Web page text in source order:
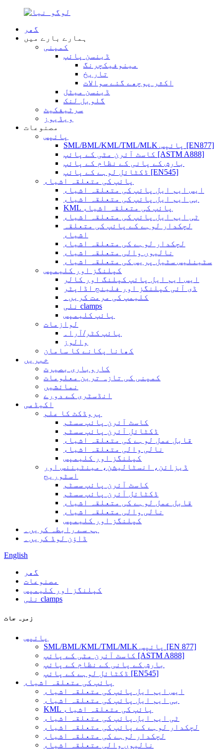
گھر
ہمارے بارے میں
کمپنی
ڈینسن پائپ
مینوفیکچرنگ
تاریخ
اکثر پوچھے گئے سوالات
ڈینسن میٹل
گلوبل لنک
سرٹیفکیٹ
ویڈیوز
مصنوعات
پائپس
SML/BML/KML/TML/MLK پائپس [EN877]
کاسٹ آئرن مٹی کے پائپ [ASTM A888]
بارش کے پانی کے نظام کے پائپ
ڈکٹائل لوہے کے پائپ [EN545]
پائپ کی متعلقہ اشیاء
ایس ایم ایل پائپ کی متعلقہ اشیاء
بی ایم ایل پائپ کی متعلقہ اشیاء
KML پائپ کی متعلقہ اشیاء
ٹی ایم ایل پائپ کی متعلقہ اشیاء
لچکدار لوہے کے پائپ کی متعلقہ
اشیاء
لچکدار لوہے کی متعلقہ اشیاء
نالیوں والی متعلقہ اشیاء
سٹینلیس سٹیل پریس کی متعلقہ اشیاء
کپلنگز اور کلیمپس
ایس ایم ایل پائپ کپلنگ اور کالر
ڈی آئی کپلنگز اور فلینج اڈاپٹر
کلیمپ کی مرمت کریں۔
نلی clamps
پائپ کلیمپس
لوازمات
پائپ کٹر/آرا۔
والوز
کھانا پکانے کا سامان
خبریں
کاروباری بصیرت
کمپنی کی تازہ ترین معلومات
نمائشیں
انڈسٹری کے دورے
اکیڈمی
پروڈکٹ کا علم
کاسٹ آئرن پائپ سسٹم
ڈکٹائل آئرن پائپ سسٹم
قابل عمل لوہے کی متعلقہ اشیاء
نالی والی متعلقہ اشیاء
کپلنگز اور کلیمپس
ڈیزائن، انسٹالیشن، مینٹیننس اور
اسٹوریج
کاسٹ آئرن پائپ سسٹم
ڈکٹائل آئرن پائپ سسٹم
قابل عمل لوہے کی متعلقہ اشیاء
نالی والی متعلقہ اشیاء
کپلنگز اور کلیمپس
ہم سے رابطہ کریں۔
ڈاؤن لوڈ کریں۔
English
گھر
مصنوعات
کپلنگز اور کلیمپس
نلی clamps
زمرہ جات
پائپس
SML/BML/KML/TML/MLK پائپس [EN 877]
کاسٹ آئرن مٹی کے پائپ [ASTM A888]
بارش کے پانی کے نظام کے پائپ
ڈکٹائل لوہے کے پائپ [EN545]
پائپ کی متعلقہ اشیاء
ایس ایم ایل پائپ کی متعلقہ اشیاء
بی ایم ایل پائپ کی متعلقہ اشیاء
KML پائپ کی متعلقہ اشیاء
ٹی ایم ایل پائپ کی متعلقہ اشیاء
لچکدار لوہے کے پائپ کی متعلقہ اشیاء
لچکدار لوہے کی متعلقہ اشیاء
نالیوں والی متعلقہ اشیاء